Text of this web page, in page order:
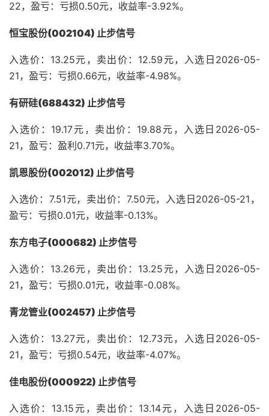
22，盈亏：亏损0.50元，收益率-3.92%。
恒宝股份(002104) 止步信号
入选价：13.25元，卖出价：12.59元，入选日2026-05-
21，盈亏：亏损0.66元，收益率-4.98%。
有研硅(688432) 止步信号
入选价：19.17元，卖出价：19.88元，入选日2026-05-
21，盈亏：盈利0.71元，收益率3.70%。
凯恩股份(002012) 止步信号
入选价：7.51元，卖出价：7.50元，入选日2026-05-21，
盈亏：亏损0.01元，收益率-0.13%。
东方电子(000682) 止步信号
入选价：13.26元，卖出价：13.25元，入选日2026-05-
21，盈亏：亏损0.01元，收益率-0.08%。
青龙管业(002457) 止步信号
入选价：13.27元，卖出价：12.73元，入选日2026-05-
21，盈亏：亏损0.54元，收益率-4.07%。
佳电股份(000922) 止步信号
入选价：13.15元，卖出价：13.14元，入选日2026-05-